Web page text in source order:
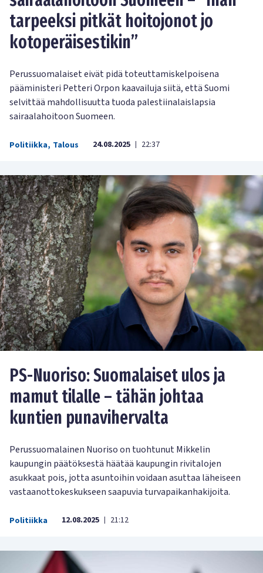
tarpeeksi pitkät hoitojonot jo
kotoperäisestikin”
Perussuomalaiset eivät pidä toteuttamiskelpoisena
pääministeri Petteri Orpon kaavailuja siitä, että Suomi
selvittää mahdollisuutta tuoda palestiinalaislapsia
sairaalahoitoon Suomeen.
Politiikka, Talous 24.08.2025 | 22:37
PS-Nuoriso: Suomalaiset ulos ja
mamut tilalle – tähän johtaa
kuntien punavihervalta
Perussuomalainen Nuoriso on tuohtunut Mikkelin
kaupungin päätöksestä häätää kaupungin rivitalojen
asukkaat pois, jotta asuntoihin voidaan asuttaa läheiseen
vastaanottokeskukseen saapuvia turvapaikanhakijoita.
Politiikka 12.08.2025 | 21:12